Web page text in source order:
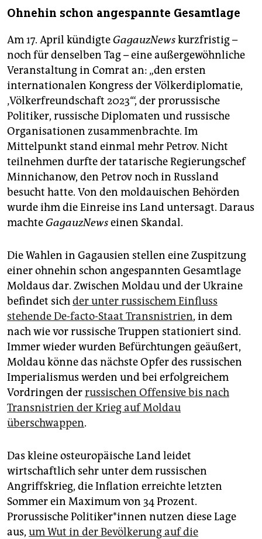
Ohnehin schon angespannte Gesamtlage
Am 17. April kündigteGagauzNewskurzfristig –
noch für denselben Tag – eine außergewöhnliche
Veranstaltung in Comrat an: „den ersten
internationalen Kongress der Völkerdiplomatie,
‚Völkerfreundschaft 2023‘“, der prorussische
Politiker, russische Diplomaten und russische
Organisationen zusammenbrachte. Im
Mittelpunkt stand einmal mehr Petrov. Nicht
teilnehmen durfte der tatarische Regierungschef
Minnichanow, den Petrov noch in Russland
besucht hatte. Von den moldauischen Behörden
wurde ihm die Einreise ins Land untersagt. Daraus
machteGagauzNewseinen Skandal.
Die Wahlen in Gagausien stellen eine Zuspitzung
einer ohnehin schon angespannten Gesamtlage
Moldaus dar. Zwischen Moldau und der Ukraine
befindet sichder unter russischem Einfluss
stehende De-facto-Staat Transnistrien, in dem
nach wie vor russische Truppen stationiert sind.
Immer wieder wurden Befürchtungen geäußert,
Moldau könne das nächste Opfer des russischen
Imperialismus werden und bei erfolgreichem
Vordringen derrussischen Offensive bis nach
Transnistrien der Krieg auf Moldau
überschwappen.
Das kleine osteuropäische Land leidet
wirtschaftlich sehr unter dem russischen
Angriffskrieg, die Inflation erreichte letzten
Sommer ein Maximum von 34 Prozent.
Prorussische Po­li­ti­ke­r*in­nen nutzen diese Lage
aus, um Wut in der Bevölkerung auf die